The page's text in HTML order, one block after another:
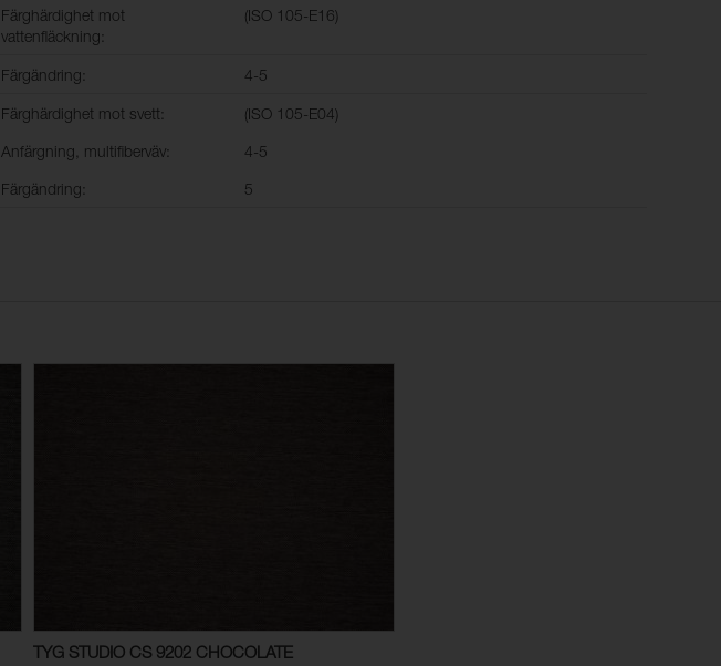
Färghärdighet mot
vattenfläckning:
(ISO 105-E16)
Färgändring: 4-5
Färghärdighet mot svett: (ISO 105-E04)
Anfärgning, multifiberväv: 4-5
Färgändring: 5
TYG STUDIO CS 9202 CHOCOLATE